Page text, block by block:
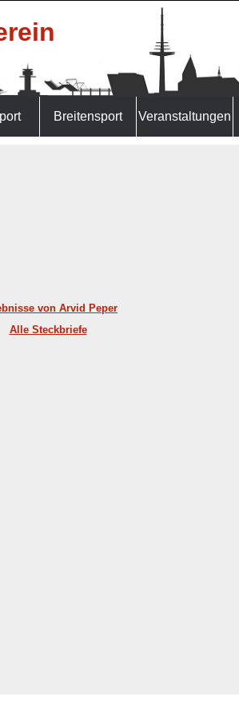
Breitensport Veranstaltungen
von Arvid Peper
Alle Steckbriefe